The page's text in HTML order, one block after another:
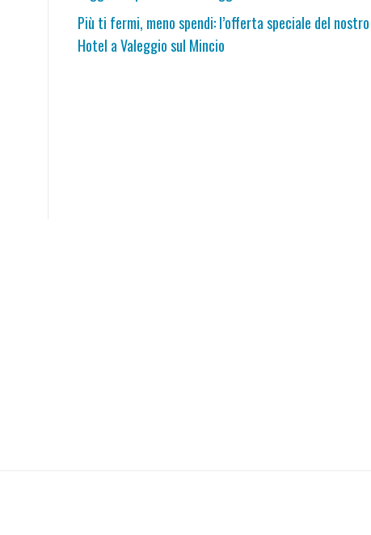
Più ti fermi, meno spendi: l’offerta speciale del nostro
Hotel a Valeggio sul Mincio